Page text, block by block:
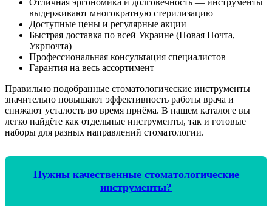
Отличная эргономика и долговечность — инструменты
выдерживают многократную стерилизацию
Доступные цены и регулярные акции
Быстрая доставка по всей Украине (Новая Почта,
Укрпочта)
Профессиональная консультация специалистов
Гарантия на весь ассортимент
Правильно подобранные стоматологические инструменты
значительно повышают эффективность работы врача и
снижают усталость во время приёма. В нашем каталоге вы
легко найдёте как отдельные инструменты, так и готовые
наборы для разных направлений стоматологии.
Нужны качественные стоматологические
инструменты?